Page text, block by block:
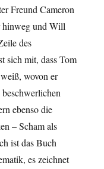
Freund Cameron
hinweg und Will
des
sich mit, dass Tom
wovon er
ebenso die
– Scham als
ist das Buch
es zeichnet